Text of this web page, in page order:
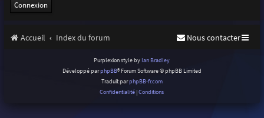
Accueil Index du forum Nous contacter
Purplexion style by Ian Bradley
Développé parphpBB® Forum Software © phpBB Limited
Traduit parphpBB-fr.com
Confidentialité |Conditions